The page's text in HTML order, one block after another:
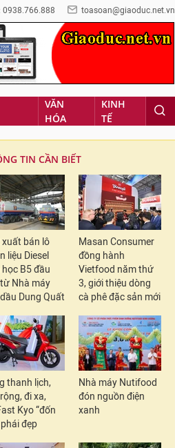
toasoan@giaoduc.net.vn
VĂN
HÓA
KINH
TẾ
TIN CẦN BIẾT
xuất bán lô
liệu Diesel
B5 đầu
Nhà máy
Dung Quất
Masan Consumer
đồng hành
Vietfood năm thứ
3, giới thiệu dòng
cà phê đặc sản mới
thanh lịch,
đi xa,
Kyo “đốn
đẹp
Nhà máy Nutifood
đón nguồn điện
xanh